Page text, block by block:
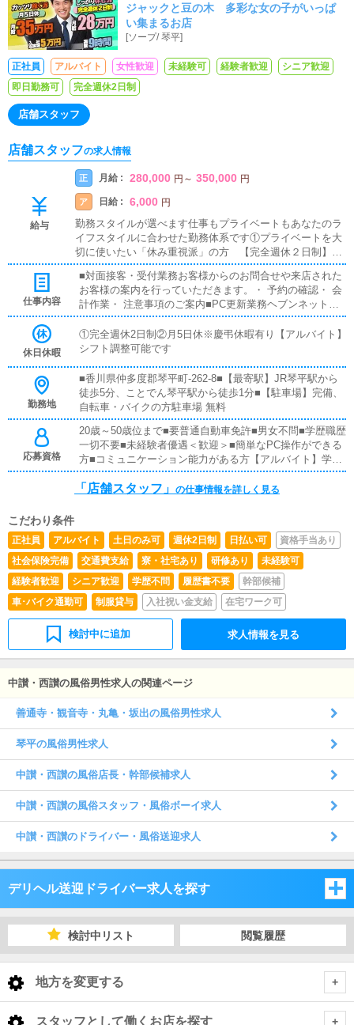
実完全週休2日制！
ジャックと豆の木 多彩な女の子がいっぱ
い集まるお店
[ソープ/琴平]
正社員 アルバイト 女性歓迎 未経験可 経験者歓迎
シニア歓迎
即日勤務可
完全週休2日制
店舗スタッフ
店舗スタッフの求人情報
給与
正 月給 : 280,000 円 ～ 350,000 円
ア 日給 : 6,000 円
勤務スタイルが選べます仕事もプライベートもあなたのラ
イフスタイルに合わせた勤務体系です①プライベートを大
切に使いたい「休み重視派」の方 【完全週休２日制】月
給28万円②がっつり稼ぎたい「給与重視派」の方 【月5
日休】月給35万円※働きながら勤務スタイルの変更も可能
です※有給休暇有り【アルバイト】6,000円※もっと稼ぎた
い方は面接時にお伝えください。
仕事内容
■対面接客・受付業務お客様からのお問合せや来店された
お客様の案内を行っていただきます。・ 予約の確認・ 会
計作業・ 注意事項のご案内■PC更新業務ヘブンネットな
どのポータルサイトで、店舗情報の更新を行います。・
キャストの出勤情報やイベントの更新・ 求人ブログの作
成（簡単な文字入力ができればOK）＜ボタンを押すだけ
めます。■清掃・備品管理お客様やキャストの方が快適に
過ごせるように、・ 店内の清掃・ 備品の管理・補充をお
願いします。■キャストサポートキャストの方が安心して
働けるようにサポート！・ シフト管理：出勤スケジュー
ルの調整や変更対応・ 体調・メンタルケア：キャストの
体調や悩みの相談対応・ 業務フォロー：業務の質問対応
や働きやすい環境作りしっかりサポートしていく、やりが
いのあるお仕事です！【アルバイト】店舗内業務、電話・
メール対応、清掃ほか正社員の手伝い
休日休暇
①完全週休2日制②月5日休※慶弔休暇有り【アルバイト】
シフト調整可能です
勤務地
■香川県仲多度郡琴平町-262-8■【最寄駅】JR琴平駅から
徒歩5分、ことでん琴平駅から徒歩1分■【駐車場】完備、
自転車・バイクの方駐車場 無料
応募資格
20歳～50歳位まで■要普通自動車免許■男女不問■学歴職歴
一切不要■未経験者優遇＜歓迎＞■簡単なPC操作ができる
方■コミュニケーション能力がある方【アルバイト】学生
OK ※18歳未満（高校生）不可wワークOK！副業に最適
「店舗スタッフ」 の仕事情報を詳しく見る
こだわり条件
正社員 アルバイト 土日のみ可 週休2日制 日払い可
資格手当あり
社会保険完備
交通費支給 寮・社宅あり 研修あり
未経験可
経験者歓迎
シニア歓迎 学歴不問 履歴書不要
幹部候補
車･バイク通勤可
制服貸与 入社祝い金支給 在宅ワーク可
検討中に追加 求人情報を見る
中讃・西讃の風俗男性求人の関連ページ
善通寺・観音寺・丸亀・坂出の風俗男性求人
琴平の風俗男性求人
中讃・西讃の風俗店長・幹部候補求人
中讃・西讃の風俗スタッフ・風俗ボーイ求人
中讃・西讃のドライバー・風俗送迎求人
デリヘル送迎ドライバー求人を探す
岡山県
検討中リスト 閲覧履歴
地方を変更する
< 全国トップ
スタッフとして働くお店を探す